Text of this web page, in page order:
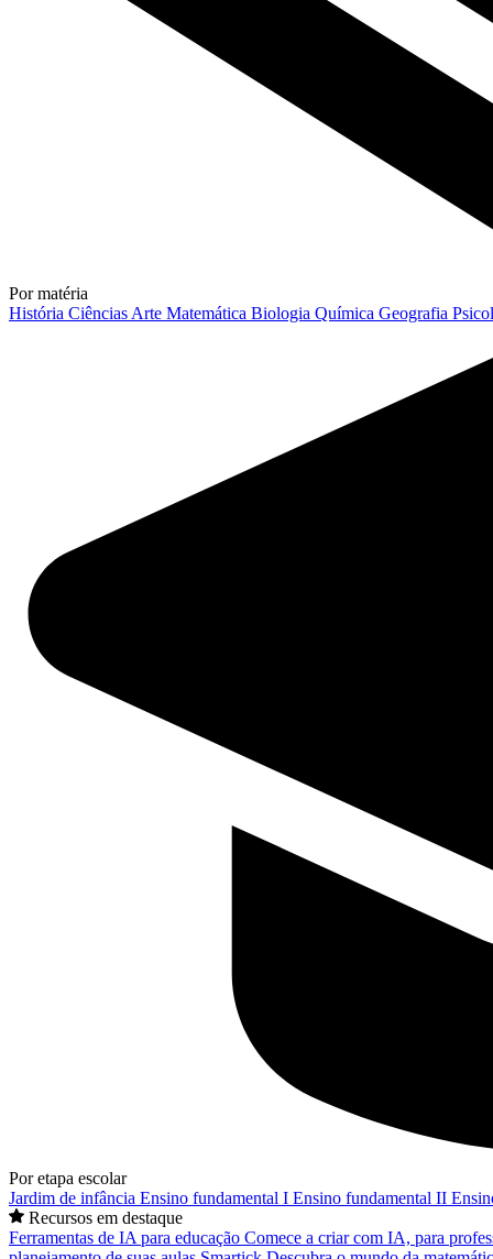
Por matéria
História Ciências Arte Matemática Biologia Química Geografia
Por etapa escolar
Jardim de infância Ensino fundamental I Ensino fundamental II
Recursos em destaque
Ferramentas de IA para educação Comece a criar com IA, para